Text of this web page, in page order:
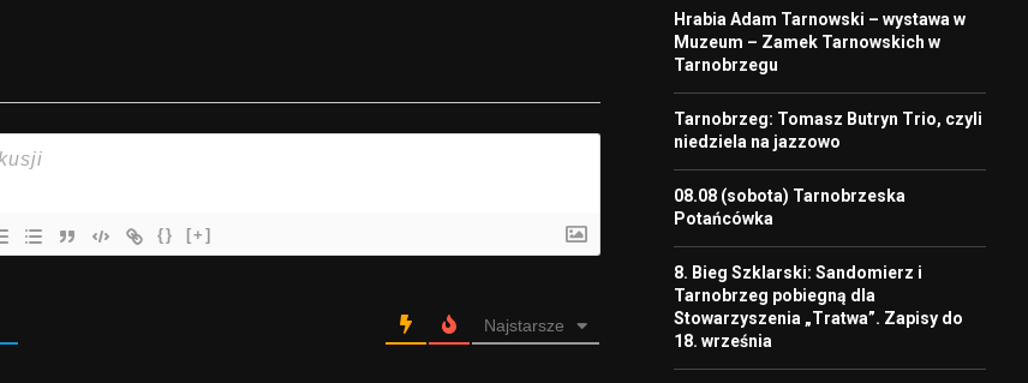
{} [+]
Najstarsze
Hrabia Adam Tarnowski – wystawa w
Muzeum – Zamek Tarnowskich w
Tarnobrzegu
Tarnobrzeg: Tomasz Butryn Trio, czyli
niedziela na jazzowo
08.08 (sobota) Tarnobrzeska
Potańcówka
8. Bieg Szklarski: Sandomierz i
Tarnobrzeg pobiegną dla
Stowarzyszenia „Tratwa”. Zapisy do
18. września